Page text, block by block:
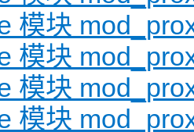
模块
模块
模块
模块